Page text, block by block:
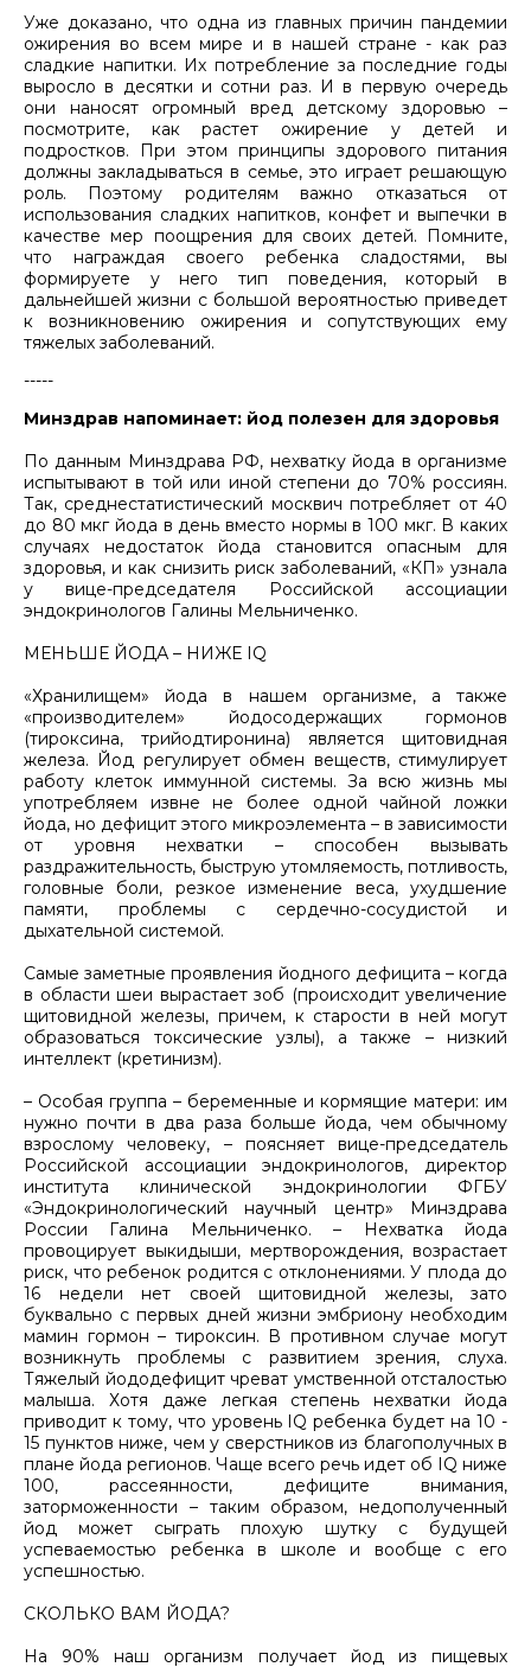
Уже доказано, что одна из главных причин пандемии
ожирения во всем мире и в нашей стране - как раз
сладкие напитки. Их потребление за последние годы
выросло в десятки и сотни раз. И в первую очередь
они наносят огромный вред детскому здоровью –
посмотрите, как растет ожирение у детей и
подростков. При этом принципы здорового питания
должны закладываться в семье, это играет решающую
роль. Поэтому родителям важно отказаться от
использования сладких напитков, конфет и выпечки в
качестве мер поощрения для своих детей. Помните,
что награждая своего ребенка сладостями, вы
формируете у него тип поведения, который в
дальнейшей жизни с большой вероятностью приведет
к возникновению ожирения и сопутствующих ему
тяжелых заболеваний.
-----
Минздрав напоминает: йод полезен для здоровья
По данным Минздрава РФ, нехватку йода в организме
испытывают в той или иной степени до 70% россиян.
Так, среднестатистический москвич потребляет от 40
до 80 мкг йода в день вместо нормы в 100 мкг. В каких
случаях недостаток йода становится опасным для
здоровья, и как снизить риск заболеваний, «КП» узнала
у вице-председателя Российской ассоциации
эндокринологов Галины Мельниченко.
МЕНЬШЕ ЙОДА – НИЖЕ IQ
«Хранилищем» йода в нашем организме, а также
«производителем» йодосодержащих гормонов
(тироксина, трийодтиронина) является щитовидная
железа. Йод регулирует обмен веществ, стимулирует
работу клеток иммунной системы. За всю жизнь мы
употребляем извне не более одной чайной ложки
йода, но дефицит этого микроэлемента – в зависимости
от уровня нехватки – способен вызывать
раздражительность, быструю утомляемость, потливость,
головные боли, резкое изменение веса, ухудшение
памяти, проблемы с сердечно-сосудистой и
дыхательной системой.
Самые заметные проявления йодного дефицита – когда
в области шеи вырастает зоб (происходит увеличение
щитовидной железы, причем, к старости в ней могут
образоваться токсические узлы), а также – низкий
интеллект (кретинизм).
– Особая группа – беременные и кормящие матери: им
нужно почти в два раза больше йода, чем обычному
взрослому человеку, – поясняет вице-председатель
Российской ассоциации эндокринологов, директор
института клинической эндокринологии ФГБУ
«Эндокринологический научный центр» Минздрава
России Галина Мельниченко. – Нехватка йода
провоцирует выкидыши, мертворождения, возрастает
риск, что ребенок родится с отклонениями. У плода до
16 недели нет своей щитовидной железы, зато
буквально с первых дней жизни эмбриону необходим
мамин гормон – тирoксин. В противном случае могут
возникнуть проблемы с развитием зрения, слуха.
Тяжелый йододефицит чреват умственной отсталостью
малыша. Хотя даже легкая степень нехватки йода
приводит к тому, что уровень IQ ребенка будет на 10 -
15 пунктов ниже, чем у сверстников из благополучных в
плане йода регионов. Чаще всего речь идет об IQ ниже
100, рассеянности, дефиците внимания,
заторможенности – таким образом, недополученный
йод может сыграть плохую шутку с будущей
успеваемостью ребенка в школе и вообще с его
успешностью.
СКОЛЬКО ВАМ ЙОДА?
На 90% наш организм получает йод из пищевых